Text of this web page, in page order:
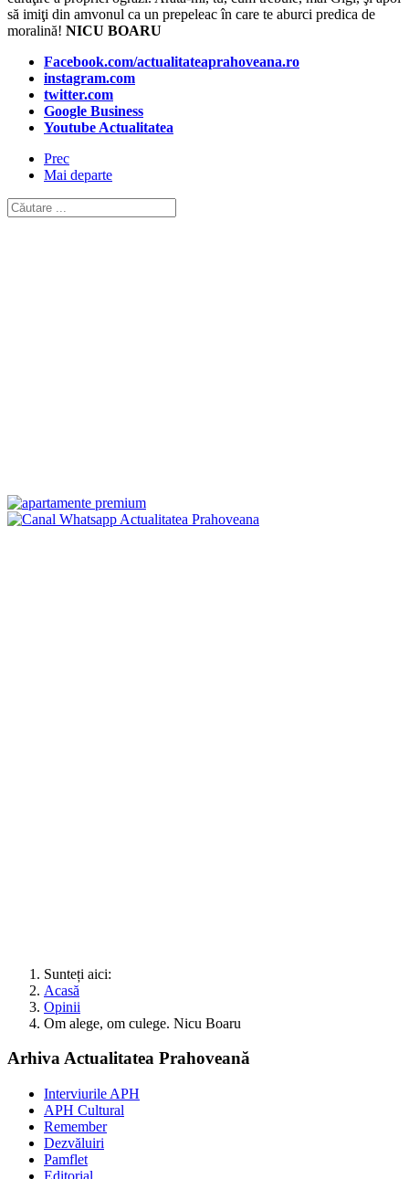
să imiţi din amvonul ca un prepeleac în care te aburci predica de
moralină! NICU BOARU
Facebook.com/actualitateaprahoveana.ro
instagram.com
twitter.com
Google Business
Youtube Actualitatea
Prec
Mai departe
Sunteți aici:
Acasă
Opinii
Om alege, om culege. Nicu Boaru
Arhiva Actualitatea Prahoveană
Interviurile APH
APH Cultural
Remember
Dezvăluiri
Pamflet
Editorial